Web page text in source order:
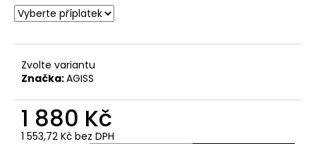
Zvolte variantu
Značka:AGISS
1 880 Kč
1 553,72 Kč bez DPH
D
o
p
o
u
č